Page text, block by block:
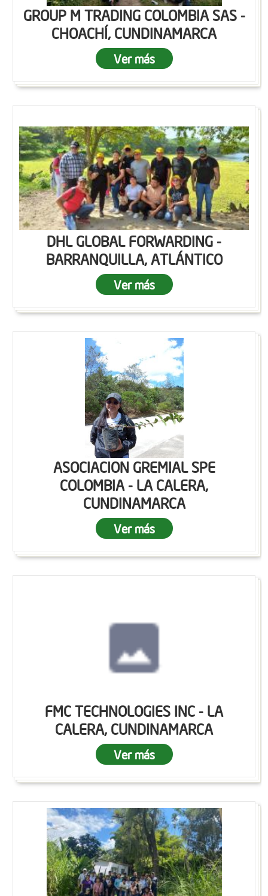
GROUP M TRADING COLOMBIA SAS -
CHOACHÍ, CUNDINAMARCA
Ver más
DHL GLOBAL FORWARDING -
BARRANQUILLA, ATLÁNTICO
Ver más
ASOCIACION GREMIAL SPE
COLOMBIA - LA CALERA,
CUNDINAMARCA
Ver más
FMC TECHNOLOGIES INC - LA
CALERA, CUNDINAMARCA
Ver más